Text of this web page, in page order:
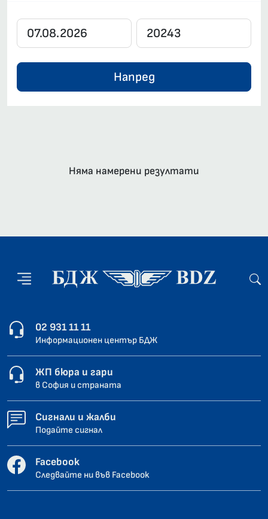
Напред
Няма намерени резултати
02 931 11 11
Информационен център БДЖ
ЖП бюра и гари
в София и страната
Сигнали и жалби
Подайте сигнал
Facebook
Следвайте ни във Facebook